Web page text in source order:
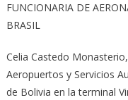
FUNCIONARIA DE
BRASIL
Celia Castedo
Aeropuertos y Servicios
de Bolivia en la terminal